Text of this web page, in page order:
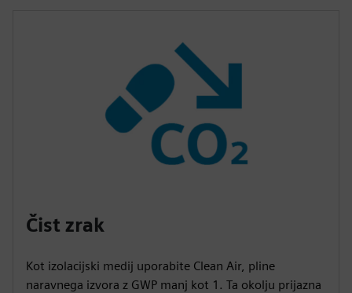
Čist zrak
Kot izolacijski medij uporabite Clean Air, pline
naravnega izvora z GWP manj kot 1. Ta okolju prijazna